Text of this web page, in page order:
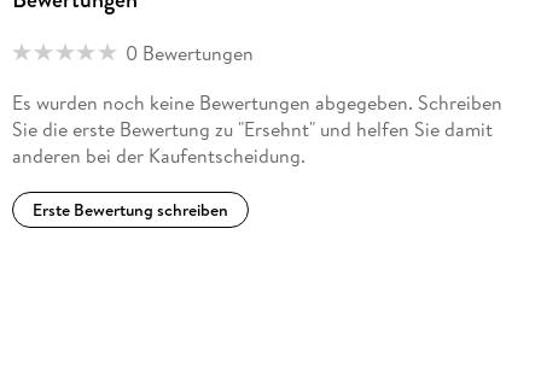
0 Bewertungen
Es wurden noch keine Bewertungen abgegeben. Schreiben
Sie die erste Bewertung zu "Ersehnt" und helfen Sie damit
anderen bei der Kaufentscheidung.
Erste Bewertung schreiben